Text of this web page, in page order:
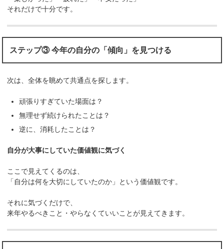
それだけで十分です。
ステップ③ 今年の自分の「傾向」を見つける
次は、全体を眺めて共通点を探します。
頑張りすぎていた場面は？
無理せず続けられたことは？
逆に、消耗したことは？
自分が大事にしていた価値観に気づく
ここで見えてくるのは、
「自分は何を大切にしていたのか」という価値観です。
それに気づくだけで、
来年やるべきこと・やらなくていいことが見えてきます。